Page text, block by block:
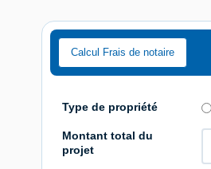
Calcul Frais de notaire